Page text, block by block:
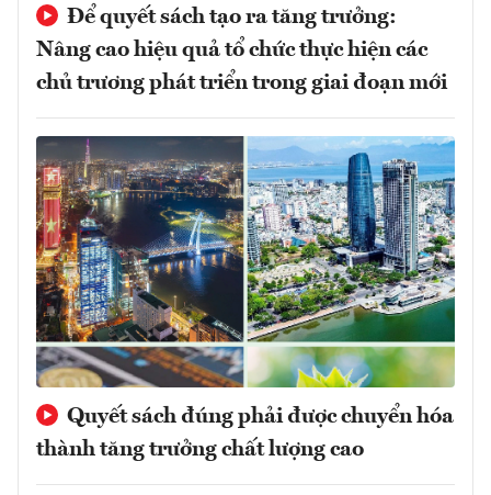
Để quyết sách tạo ra tăng trưởng:
Nâng cao hiệu quả tổ chức thực hiện các
chủ trương phát triển trong giai đoạn mới
Quyết sách đúng phải được chuyển hóa
thành tăng trưởng chất lượng cao